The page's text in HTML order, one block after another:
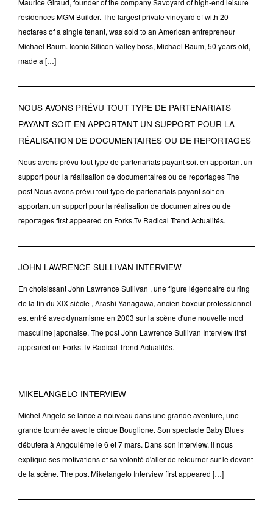
Maurice Giraud, founder of the company Savoyard of high-end leisure
residences MGM Builder. The largest private vineyard of with 20
hectares of a single tenant, was sold to an American entrepreneur
Michael Baum. Iconic Silicon Valley boss, Michael Baum, 50 years old,
made a […]
NOUS AVONS PRÉVU TOUT TYPE DE PARTENARIATS
PAYANT SOIT EN APPORTANT UN SUPPORT POUR LA
RÉALISATION DE DOCUMENTAIRES OU DE REPORTAGES
Nous avons prévu tout type de partenariats payant soit en apportant un
support pour la réalisation de documentaires ou de reportages The
post Nous avons prévu tout type de partenariats payant soit en
apportant un support pour la réalisation de documentaires ou de
reportages first appeared on Forks.Tv Radical Trend Actualités.
JOHN LAWRENCE SULLIVAN INTERVIEW
En choisissant John Lawrence Sullivan , une figure légendaire du ring
de la fin du XIX siècle , Arashi Yanagawa, ancien boxeur professionnel
est entré avec dynamisme en 2003 sur la scène d'une nouvelle mod
masculine japonaise. The post John Lawrence Sullivan Interview first
appeared on Forks.Tv Radical Trend Actualités.
MIKELANGELO INTERVIEW
Michel Angelo se lance a nouveau dans une grande aventure, une
grande tournée avec le cirque Bouglione. Son spectacle Baby Blues
débutera à Angoulême le 6 et 7 mars. Dans son interview, il nous
explique ses motivations et sa volonté d'aller de retourner sur le devant
de la scène. The post Mikelangelo Interview first appeared […]